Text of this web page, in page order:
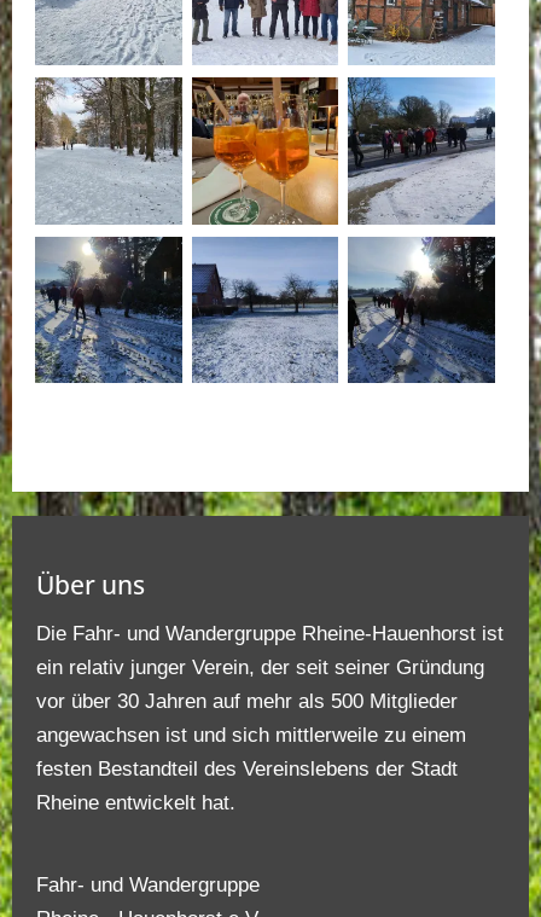
Über uns
Die Fahr- und Wandergruppe Rheine-Hauenhorst ist
ein relativ junger Verein, der seit seiner Gründung
vor über 30 Jahren auf mehr als 500 Mitglieder
angewachsen ist und sich mittlerweile zu einem
festen Bestandteil des Vereinslebens der Stadt
Rheine entwickelt hat.
Fahr- und Wandergruppe